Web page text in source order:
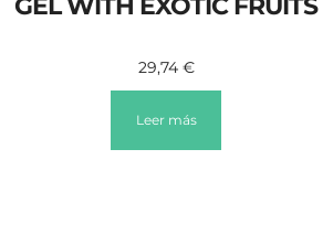
GEL WITH EXOTIC FRUITS
29,74 €
Leer más